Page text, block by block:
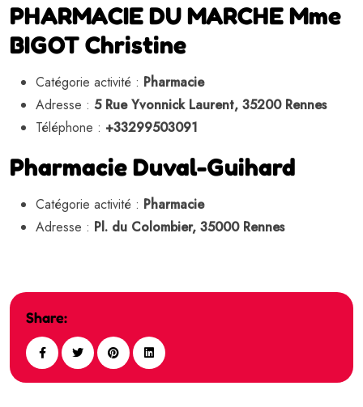
PHARMACIE DU MARCHE Mme
BIGOT Christine
Catégorie activité : Pharmacie
Adresse : 5 Rue Yvonnick Laurent, 35200 Rennes
Téléphone : +33299503091
Pharmacie Duval-Guihard
Catégorie activité : Pharmacie
Adresse : Pl. du Colombier, 35000 Rennes
Share: